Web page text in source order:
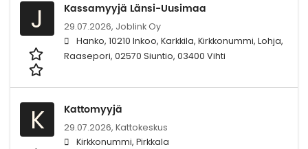
J Kassamyyjä Länsi-Uusimaa
29.07.2026, Joblink Oy
Hanko, 10210 Inkoo, Karkkila, Kirkkonummi, Lohja,
Raasepori, 02570 Siuntio, 03400 Vihti
K Kattomyyjä
29.07.2026, Kattokeskus
Kirkkonummi, Pirkkala